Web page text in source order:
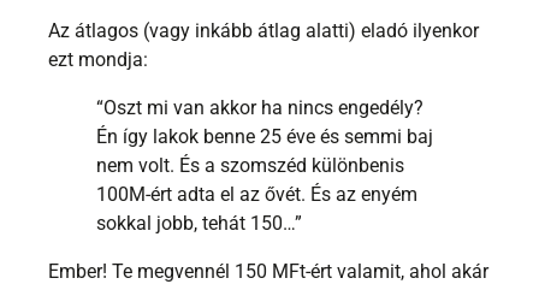
Az átlagos (vagy inkább átlag alatti) eladó ilyenkor
ezt mondja:
“Oszt mi van akkor ha nincs engedély?
Én így lakok benne 25 éve és semmi baj
nem volt. És a szomszéd különbenis
100M-ért adta el az ővét. És az enyém
sokkal jobb, tehát 150…”
Ember! Te megvennél 150 MFt-ért valamit, ahol akár